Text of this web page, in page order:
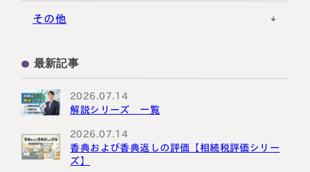
事業承継税制
税理士キャリア
海外不動産
国外転出時課税
事例紹介
その他
最新記事
2026.07.14
解説シリーズ 一覧
2026.07.14
香典および香典返しの評価【相続税評価シリー
ズ】